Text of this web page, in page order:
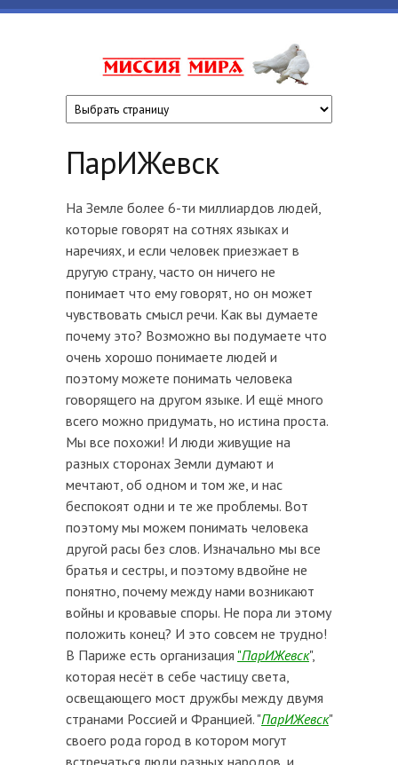
ПарИЖевск
На Земле более 6-ти миллиардов людей,
которые говорят на сотнях языках и
наречиях, и если человек приезжает в
другую страну, часто он ничего не
понимает что ему говорят, но он может
чувствовать смысл речи. Как вы думаете
почему это? Возможно вы подумаете что
очень хорошо понимаете людей и
поэтому можете понимать человека
говорящего на другом языке. И ещё много
всего можно придумать, но истина проста.
Мы все похожи! И люди живущие на
разных сторонах Земли думают и
мечтают, об одном и том же, и нас
беспокоят одни и те же проблемы. Вот
поэтому мы можем понимать человека
другой расы без слов. Изначально мы все
братья и сестры, и поэтому вдвойне не
понятно, почему между нами возникают
войны и кровавые споры. Не пора ли этому
положить конец? И это совсем не трудно!
В Париже есть организация "ПарИЖевск",
которая несёт в себе частицу света,
освещающего мост дружбы между двумя
странами Россией и Францией. "ПарИЖевск"
своего рода город в котором могут